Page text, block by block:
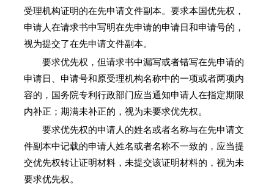
受理机构证明的在先申请文件副本。要求本国优先权，
申请人在请求书中写明在先申请的申请日和申请号的，
视为提交了在先申请文件副本。
要求优先权，但请求书中漏写或者错写在先申请的
申请日、申请号和原受理机构名称中的一项或者两项内
容的，国务院专利行政部门应当通知申请人在指定期限
内补正；期满未补正的，视为未要求优先权。
要求优先权的申请人的姓名或者名称与在先申请文
件副本中记载的申请人姓名或者名称不一致的，应当提
交优先权转让证明材料，未提交该证明材料的，视为未
要求优先权。